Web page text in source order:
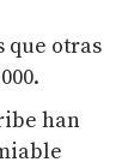
que otras
han